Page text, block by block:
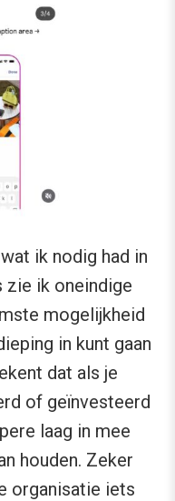
ik nodig had in
zie ik oneindige
mogelijkheid
in kunt gaan
dat als je
of geïnvesteerd
laag in mee
houden. Zeker
organisatie iets